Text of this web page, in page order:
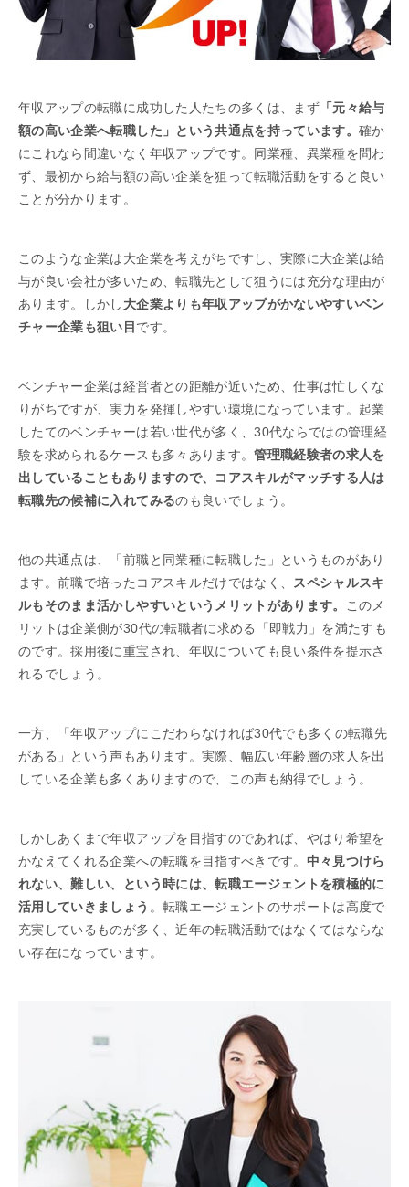
年収アップの転職に成功した人たちの多くは、まず 「元々給与
額の高い企業へ転職した」という共通点を持っています。確か
にこれなら間違いなく年収アップです。同業種、異業種を問わ
ず、最初から給与額の高い企業を狙って転職活動をすると良い
ことが分かります。
このような企業は大企業を考えがちですし、実際に大企業は給
与が良い会社が多いため、転職先として狙うには充分な理由が
あります。しかし 大企業よりも年収アップがかないやすいベン
チャー企業も狙い目 です。
ベンチャー企業は経営者との距離が近いため、仕事は忙しくな
りがちですが、実力を発揮しやすい環境になっています。起業
したてのベンチャーは若い世代が多く、30代ならではの管理経
験を求められるケースも多々あります。管理職経験者の求人を
出していることもありますので、コアスキルがマッチする人は
転職先の候補に入れてみるのも良いでしょう。
他の共通点は、「前職と同業種に転職した」というものがあり
ます。前職で培ったコアスキルだけではなく、
スペシャルスキ
ルもそのまま活かしやすいというメリットがあります。
このメ
リットは企業側が30代の転職者に求める「即戦力」を満たすも
のです。採用後に重宝され、年収についても良い条件を提示さ
れるでしょう。
一方、「年収アップにこだわらなければ30代でも多くの転職先
がある」という声もあります。実際、幅広い年齢層の求人を出
している企業も多くありますので、この声も納得でしょう。
しかしあくまで年収アップを目指すのであれば、やはり希望を
かなえてくれる企業への転職を目指すべきです。 中々見つけら
れない、難しい、という時には、転職エージェントを積極的に
活用していきましょう 。転職エージェントのサポートは高度で
充実しているものが多く、近年の転職活動ではなくてはならな
い存在になっています。